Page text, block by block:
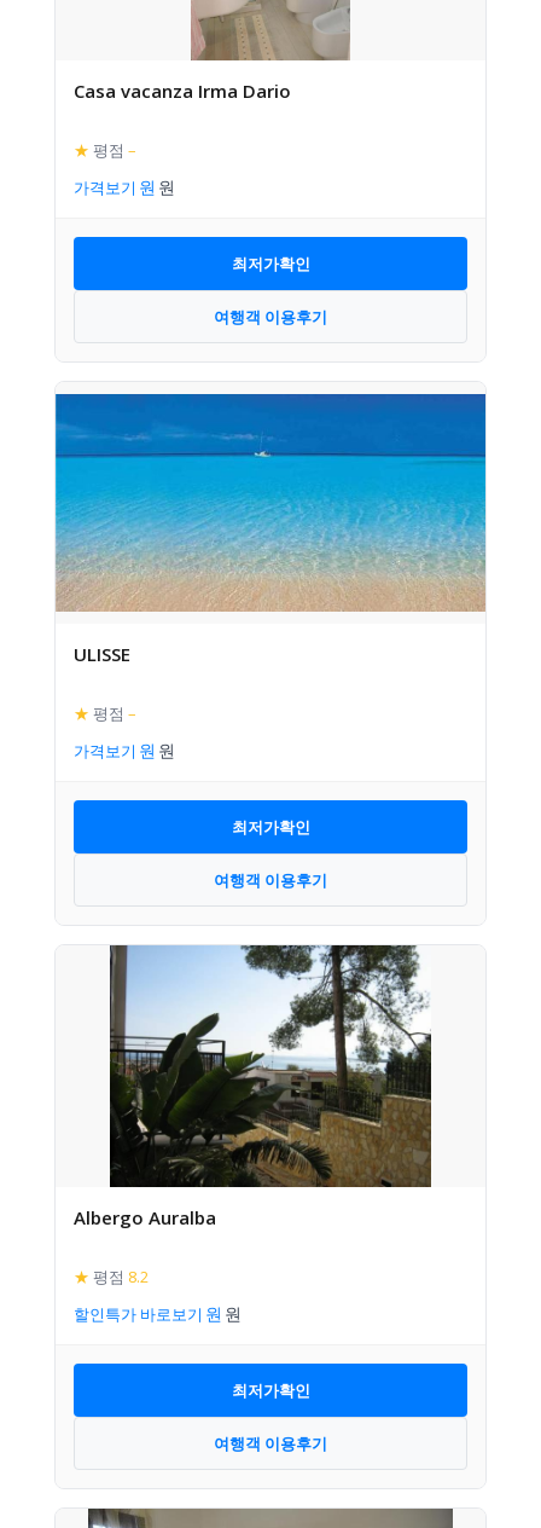
Casa vacanza Irma Dario
★ 평점 –
가격보기
최저가확인
여행객 이용후기
ULISSE
★ 평점 –
가격보기
최저가확인
여행객 이용후기
Albergo Auralba
★ 평점 8.2
할인특가 바로보기
최저가확인
여행객 이용후기